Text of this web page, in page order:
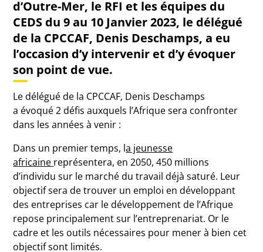
d’Outre-Mer, le RFI et les équipes du
CEDS du 9 au 10 Janvier 2023, le délégué
de la CPCCAF, Denis Deschamps, a eu
l’occasion d’y intervenir et d’y évoquer
son point de vue.
Le délégué de la CPCCAF, Denis Deschamps
a évoqué 2 défis auxquels l’Afrique sera confronter
dans les années à venir :
Dans un premier temps, la jeunesse
africaine représentera, en 2050, 450 millions
d’individu sur le marché du travail déjà saturé. Leur
objectif sera de trouver un emploi en développant
des entreprises car le développement de l’Afrique
repose principalement sur l’entreprenariat. Or le
cadre et les outils nécessaires pour mener à bien cet
objectif sont limités.